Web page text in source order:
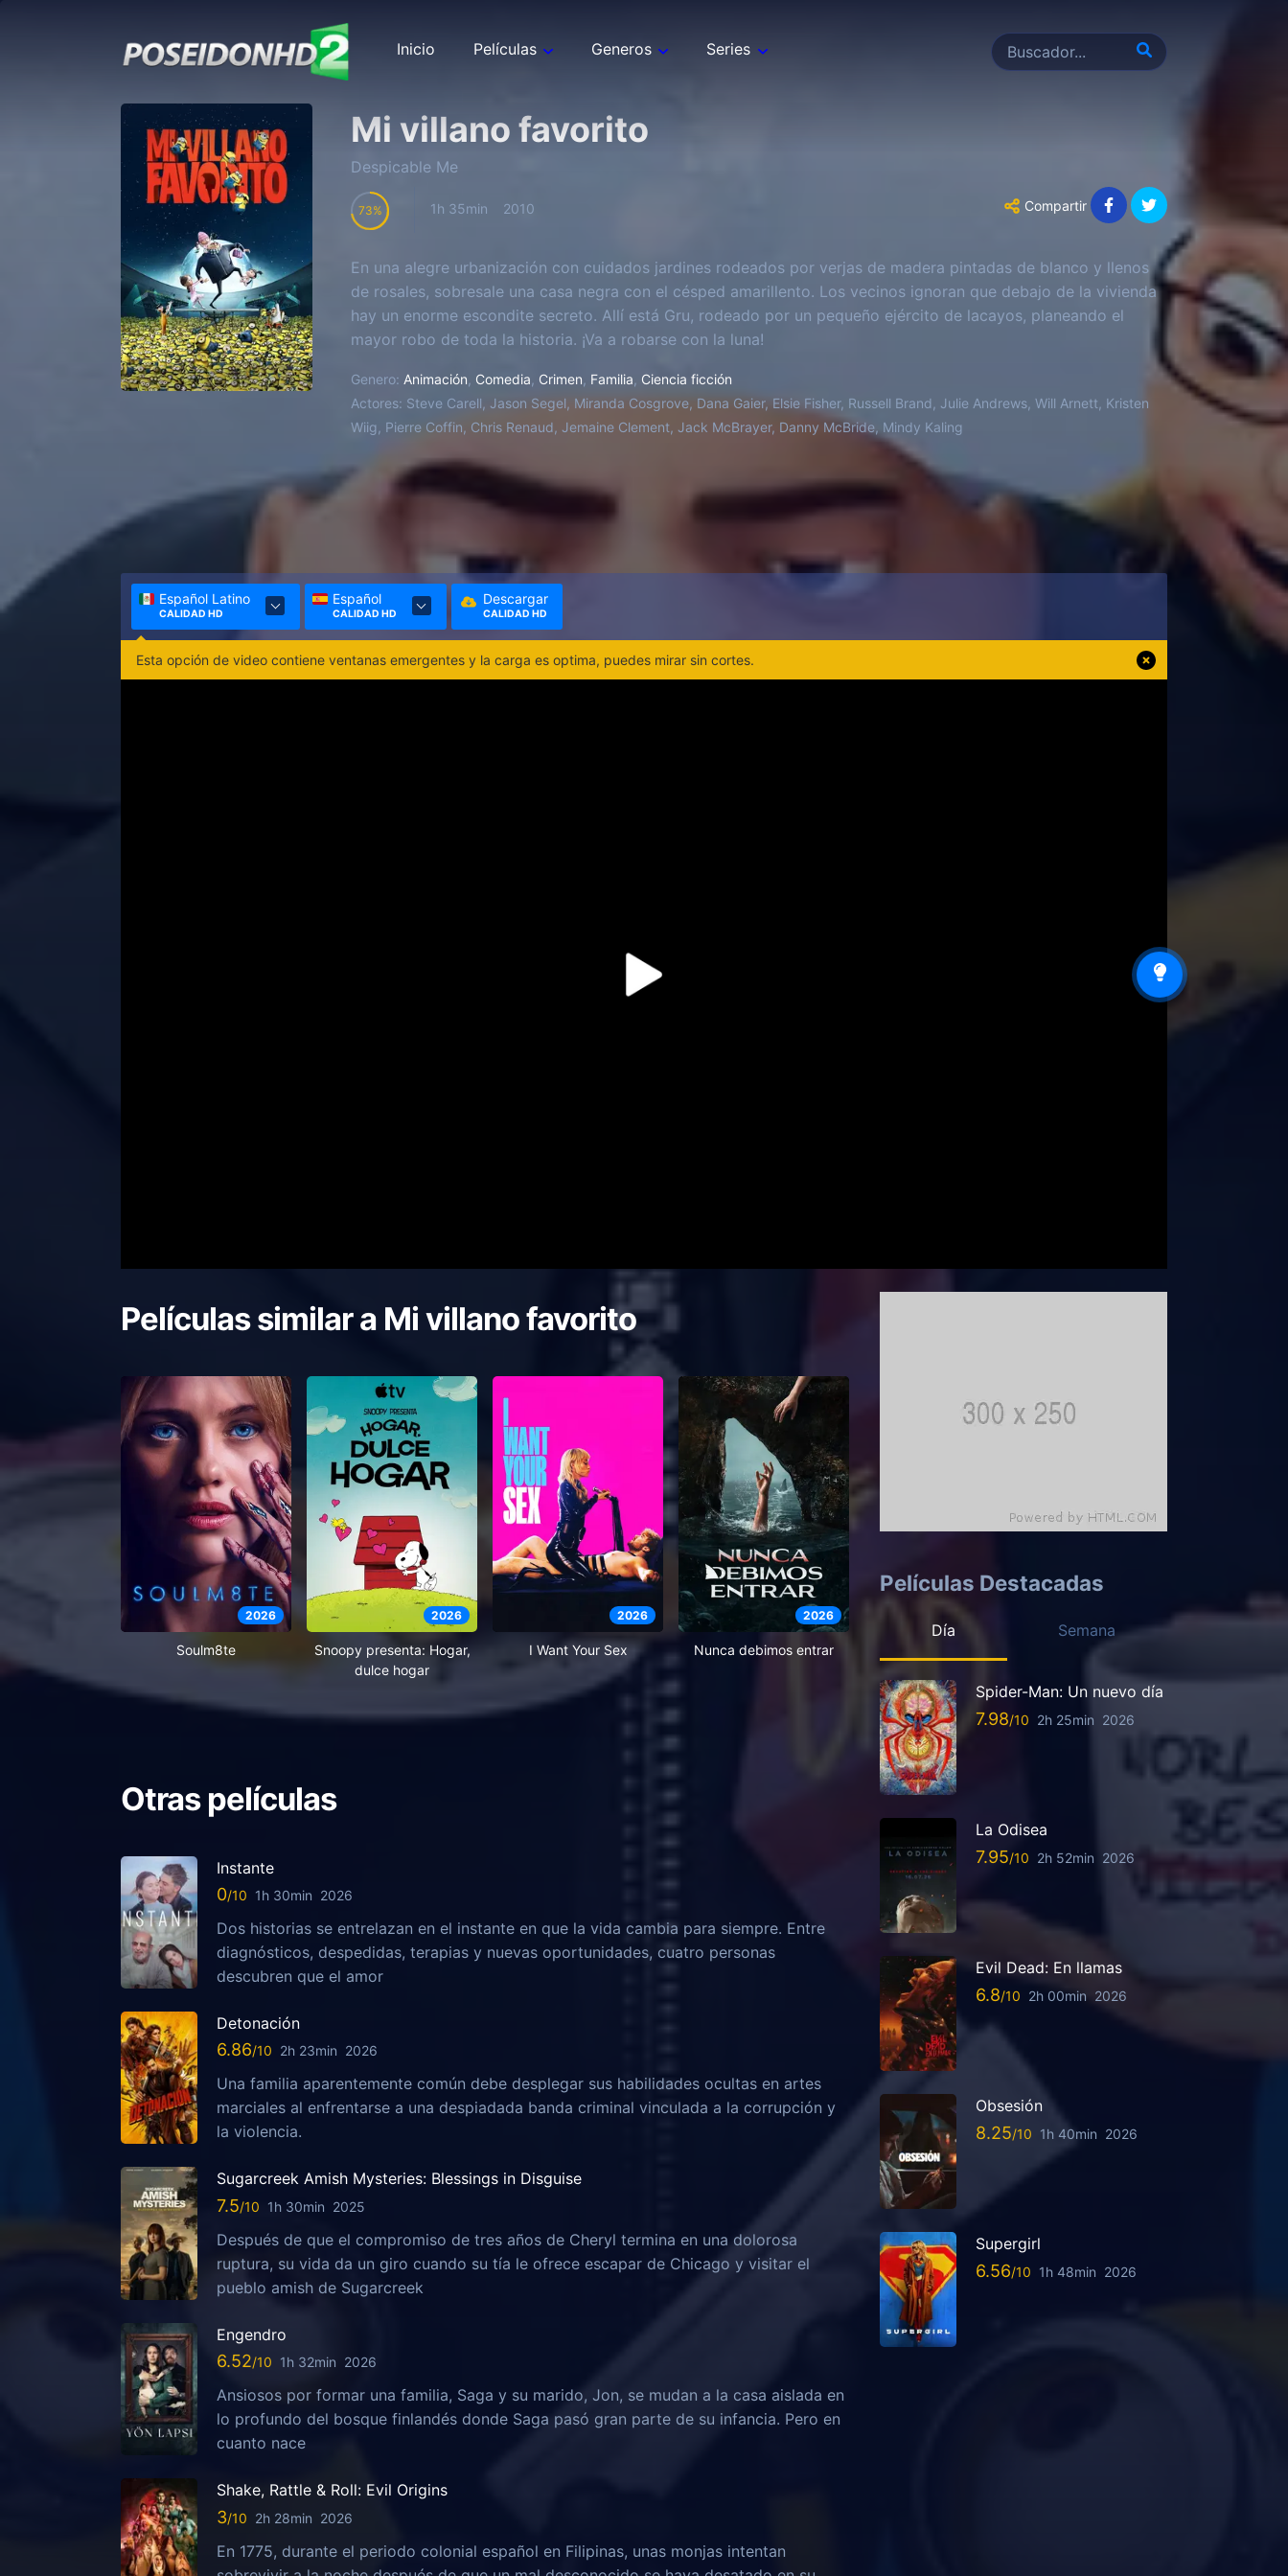
Inicio Películas Generos Series
Mi villano favorito
Despicable Me
73 1h 35min 2010 Compartir
En una alegre urbanización con cuidados jardines rodeados por verjas de madera pintadas de blanco y llenos
de rosales, sobresale una casa negra con el césped amarillento. Los vecinos ignoran que debajo de la vivienda
hay un enorme escondite secreto. Allí está Gru, rodeado por un pequeño ejército de lacayos, planeando el
mayor robo de toda la historia. ¡Va a robarse con la luna!
Genero: Animación Comedia Crimen Familia Ciencia ficción
Actores: Steve Carell, Jason Segel, Miranda Cosgrove, Dana Gaier, Elsie Fisher, Russell Brand, Julie Andrews, Will Arnett, Kristen
Wiig, Pierre Coffin, Chris Renaud, Jemaine Clement, Jack McBrayer, Danny McBride, Mindy Kaling
Español Latino
CALIDAD HD
Español
CALIDAD HD
Descargar
CALIDAD HD
Esta opción de video contiene ventanas emergentes y la carga es optima, puedes mirar sin cortes.
Películas similar a Mi villano favorito
2026
Soulm8te
2026
Snoopy presenta: Hogar,
dulce hogar
2026
I Want Your Sex
2026
Nunca debimos entrar
Otras películas
Instante
0 1h 30min 2026
Dos historias se entrelazan en el instante en que la vida cambia para siempre. Entre
diagnósticos, despedidas, terapias y nuevas oportunidades, cuatro personas
descubren que el amor
Detonación
6.86 2h 23min 2026
Una familia aparentemente común debe desplegar sus habilidades ocultas en artes
marciales al enfrentarse a una despiadada banda criminal vinculada a la corrupción y
la violencia.
Sugarcreek Amish Mysteries: Blessings in Disguise
7.5 1h 30min 2025
Después de que el compromiso de tres años de Cheryl termina en una dolorosa
ruptura, su vida da un giro cuando su tía le ofrece escapar de Chicago y visitar el
pueblo amish de Sugarcreek
Engendro
6.52 1h 32min 2026
Ansiosos por formar una familia, Saga y su marido, Jon, se mudan a la casa aislada en
lo profundo del bosque finlandés donde Saga pasó gran parte de su infancia. Pero en
cuanto nace
Shake, Rattle & Roll: Evil Origins
3 2h 28min 2026
En 1775, durante el periodo colonial español en Filipinas, unas monjas intentan
Películas Destacadas
Día Semana
Spider-Man: Un nuevo día
7.98 2h 25min 2026
La Odisea
7.95 2h 52min 2026
Evil Dead: En llamas
6.8 2h 00min 2026
Obsesión
8.25 1h 40min 2026
Supergirl
6.56 1h 48min 2026